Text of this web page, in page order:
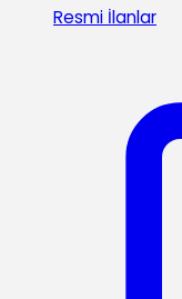
Resmi İlanlar